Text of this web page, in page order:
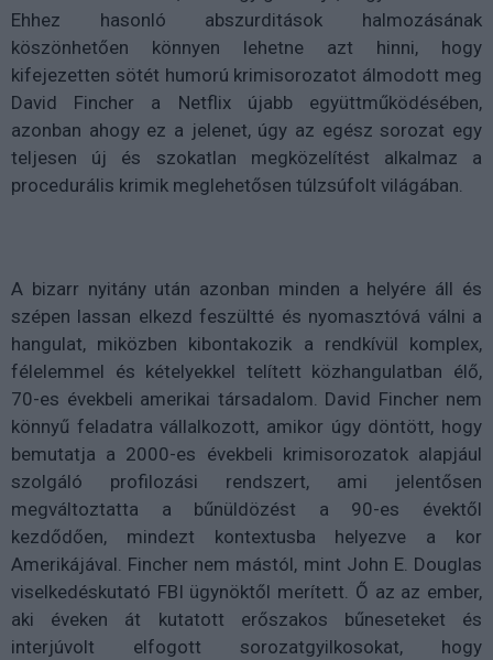
Ehhez hasonló abszurditások halmozásának
köszönhetően könnyen lehetne azt hinni, hogy
kifejezetten sötét humorú krimisorozatot álmodott meg
David Fincher a Netflix újabb együttműködésében,
azonban ahogy ez a jelenet, úgy az egész sorozat egy
teljesen új és szokatlan megközelítést alkalmaz a
procedurális krimik meglehetősen túlzsúfolt világában.
A bizarr nyitány után azonban minden a helyére áll és
szépen lassan elkezd feszültté és nyomasztóvá válni a
hangulat, miközben kibontakozik a rendkívül komplex,
félelemmel és kételyekkel telített közhangulatban élő,
70-es évekbeli amerikai társadalom. David Fincher nem
könnyű feladatra vállalkozott, amikor úgy döntött, hogy
bemutatja a 2000-es évekbeli krimisorozatok alapjául
szolgáló profilozási rendszert, ami jelentősen
megváltoztatta a bűnüldözést a 90-es évektől
kezdődően, mindezt kontextusba helyezve a kor
Amerikájával. Fincher nem mástól, mint John E. Douglas
viselkedéskutató FBI ügynöktől merített. Ő az az ember,
aki éveken át kutatott erőszakos bűneseteket és
interjúvolt elfogott sorozatgyilkosokat, hogy